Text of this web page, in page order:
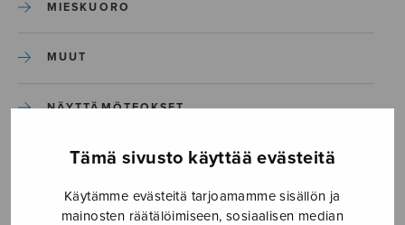
Tämä sivusto käyttää evästeitä
Käytämme evästeitä tarjoamamme sisällön ja
mainosten räätälöimiseen, sosiaalisen median
MIESKUORO
MUUT
NÄYTTÄMÖTEOKSET
SEKAKUORO
SOITINKOULUT JA OPPAAT